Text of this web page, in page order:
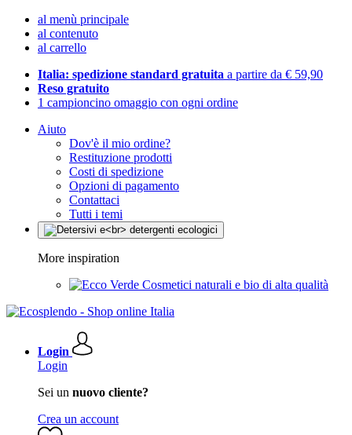
al menù principale
al contenuto
al carrello
Italia: spedizione standard gratuita a partire da € 59,90
Reso gratuito
1 campioncino omaggio con ogni ordine
Aiuto
Dov'è il mio ordine?
Restituzione prodotti
Costi di spedizione
Opzioni di pagamento
Contattaci
Tutti i temi
More inspiration
Cosmetici naturali e bio di alta qualità
Login
Login
Sei un nuovo cliente?
Crea un account